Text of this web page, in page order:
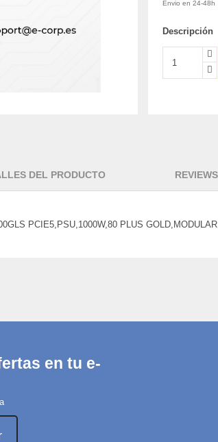
Envio en 24-48h
Descripción
DEL PRODUCTO REVIEWS
PCIE5,PSU,1000W,80 PLUS
en tu e-